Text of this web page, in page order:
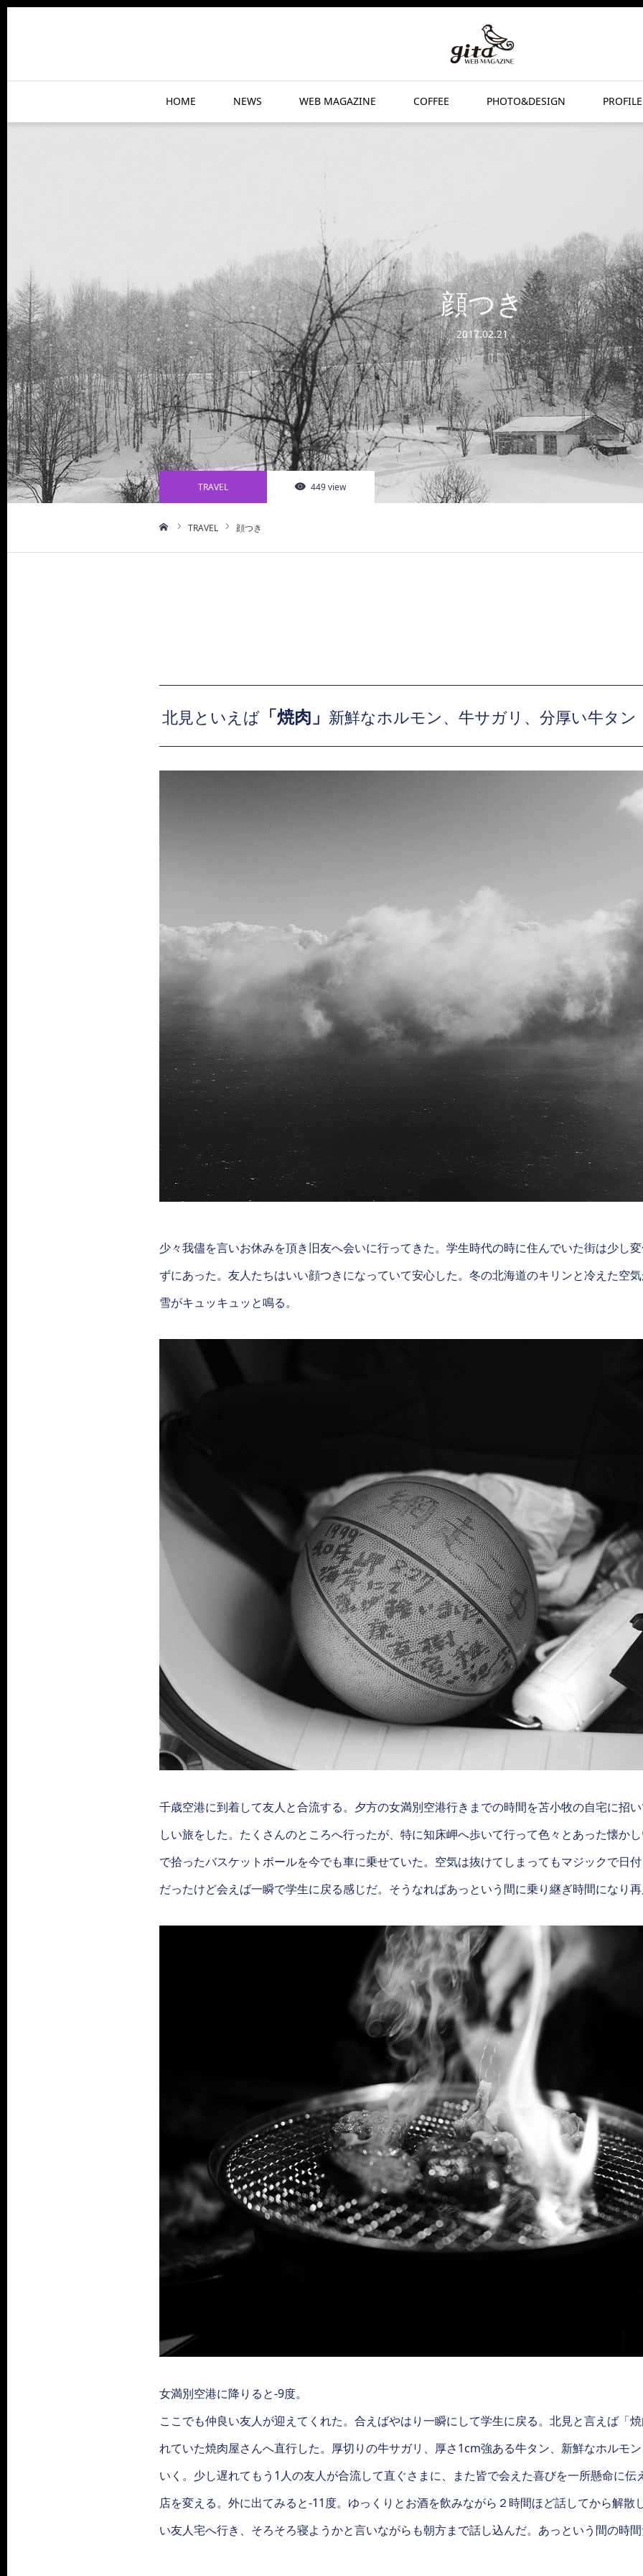
HOME NEWS WEB MAGAZINE COFFEE PHOTO&DESIGN PROFILE
顔つき
2017.02.21
TRAVEL 449 view
TRAVEL 顔つき
北見といえば 「焼肉」 新鮮なホルモン、牛サガリ、分厚い牛タン
少々我儘を言いお休みを頂き旧友へ会いに行ってきた。学生時代の時に住んでいた街は少し
ずにあった。友人たちはいい顔つきになっていて安心した。冬の北海道のキリンと冷えた空
雪がキュッキュッと鳴る。
千歳空港に到着して友人と合流する。夕方の女満別空港行きまでの時間を苫小牧の自宅に招
しい旅をした。たくさんのところへ行ったが、特に知床岬へ歩いて行って色々とあった懐か
で拾ったバスケットボールを今でも車に乗せていた。空気は抜けてしまってもマジックで日
だったけど会えば一瞬で学生に戻る感じだ。そうなればあっという間に乗り継ぎ時間になり
女満別空港に降りると-9度。
ここでも仲良い友人が迎えてくれた。合えばやはり一瞬にして学生に戻る。北見と言えば「
れていた焼肉屋さんへ直行した。厚切りの牛サガリ、厚さ1cm強ある牛タン、新鮮なホルモ
いく。少し遅れてもう1人の友人が合流して直ぐさまに、また皆で会えた喜びを一所懸命に
店を変える。外に出てみると-11度。ゆっくりとお酒を飲みながら２時間ほど話してから解散
い友人宅へ行き、そろそろ寝ようかと言いながらも朝方まで話し込んだ。あっという間の時